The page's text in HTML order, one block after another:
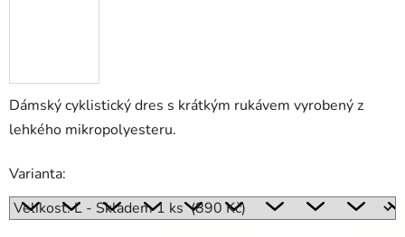
Dámský cyklistický dres s krátkým rukávem vyrobený z
lehkého mikropolyesteru.
Varianta: